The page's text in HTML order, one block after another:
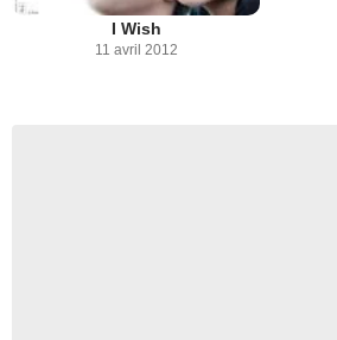
I Wish
11 avril 2012